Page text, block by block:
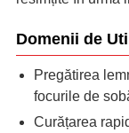
Domenii de
Pregătirea
focurile de
Curățarea